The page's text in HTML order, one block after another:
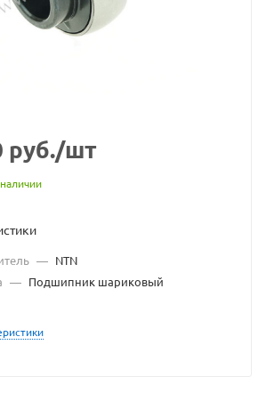
сайта
руб./шт
— NTN
— Подшипник шариковый